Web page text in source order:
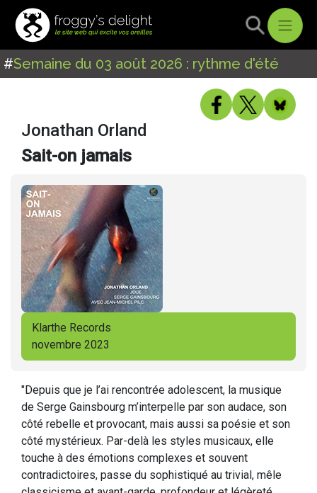
#Semaine du 03 août 2026 : rythme d'été
Jonathan Orland
Sait-on jamais
Klarthe Records
novembre 2023
"Depuis que je l’ai rencontrée adolescent, la musique
de Serge Gainsbourg m’interpelle par son audace, son
côté rebelle et provocant, mais aussi sa poésie et son
côté mystérieux. Par-delà les styles musicaux, elle
touche à des émotions complexes et souvent
contradictoires, passe du sophistiqué au trivial, mêle